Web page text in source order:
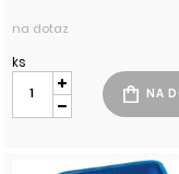
na dotaz
ks